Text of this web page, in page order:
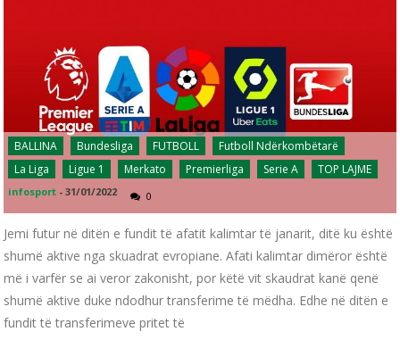
BALLINA Bundesliga FUTBOLL
Futboll Ndërkombëtarë
La Liga
Ligue 1 Merkato Premierliga Serie A TOP LAJME
infosport -31/01/2022 0
Jemi futur në ditën e fundit të afatit kalimtar të janarit, ditë ku është
shumë aktive nga skuadrat evropiane. Afati kalimtar dimëror është
më i varfër se ai veror zakonisht, por këtë vit skaudrat kanë qenë
shumë aktive duke ndodhur transferime të mëdha. Edhe në ditën e
fundit të transferimeve pritet të